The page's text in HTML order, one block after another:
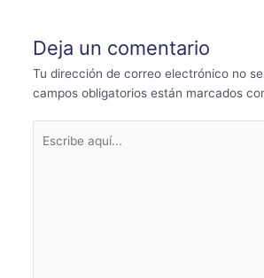
Deja un comentario
Tu dirección de correo electrónico no
campos obligatorios están marcados
aquí...